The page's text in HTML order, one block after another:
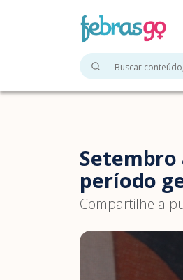
período
Compartilhe a